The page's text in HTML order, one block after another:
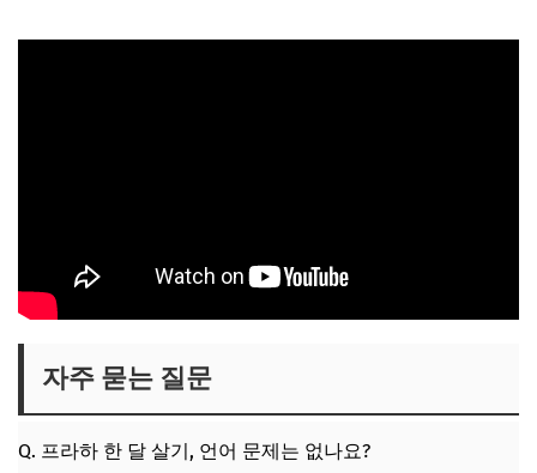
자주 묻는 질문
Q. 프라하 한 달 살기, 언어 문제는 없나요?